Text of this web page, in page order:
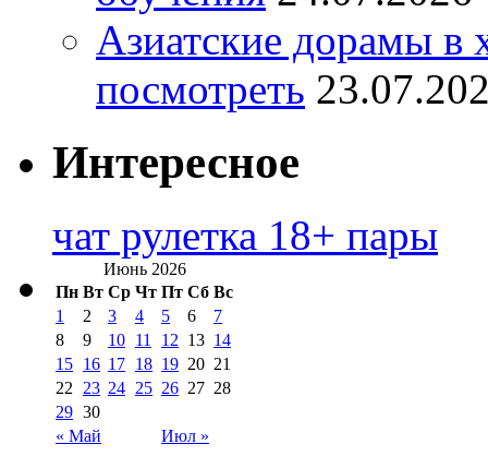
Азиатские дорамы в
посмотреть
Интересное
чат рулетка 18+ пары
Июнь 2026
Пн Вт Ср Чт Пт Сб Вс
« Май Июл »
1 2 3 4 5 6
7
8
9 10 11 12 13 14
15 16 17 18 19 20 21
22
23 24 25 26 27 28
29 30